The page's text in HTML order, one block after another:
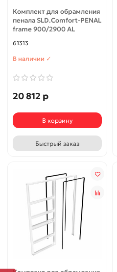
Комплект для обрамления
пенала SLD.Comfort-PENAL
frame 900/2900 AL
61313
В наличии ✓
20 812 р
В корзину
Быстрый заказ